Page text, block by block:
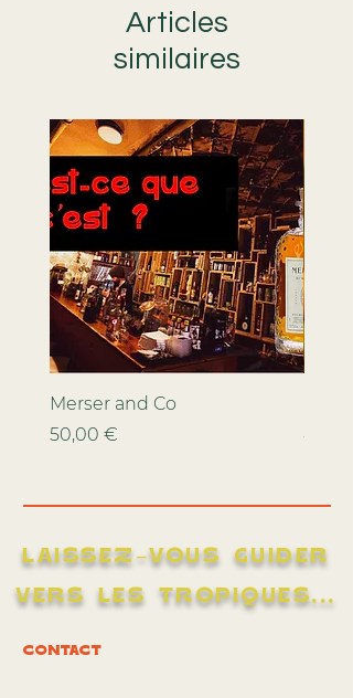
Articles
similaires
Merser and Co
Prix
50,00 €
Prix
40,00
LAISSEZ-VOUS GUIDER
VERS LES TROPIQUES...
CONTACT